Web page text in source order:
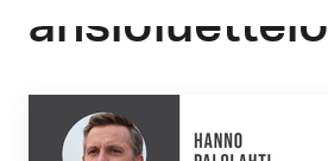
ansioluettelo